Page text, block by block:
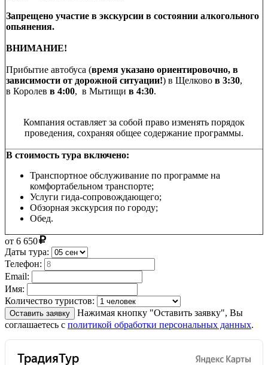
Запрещено участие в экскурсии в состоянии алкогольного
опьянения.
ВНИМАНИЕ!
Прибытие автобуса (время указано ориентировочно, в
зависимости от дорожной ситуации!) в Щелково в 3:30,
в Королев в 4:00, в Мытищи в 4:30.
Компания оставляет за собой право изменять порядок
проведения, сохраняя общее содержание программы.
В стоимость тура включено:
Транспортное обслуживание по программе на
комфортабельном транспорте;
Услуги гида-сопровождающего;
Обзорная экскурсия по городу;
Обед.
от 6 650
Даты тура:
Телефон:
Email:
Имя:
Количество туристов:
Оставить заявку
Нажимая кнопку "Оставить заявку", Вы
соглашаетесь с политикой обработки персональных данных.